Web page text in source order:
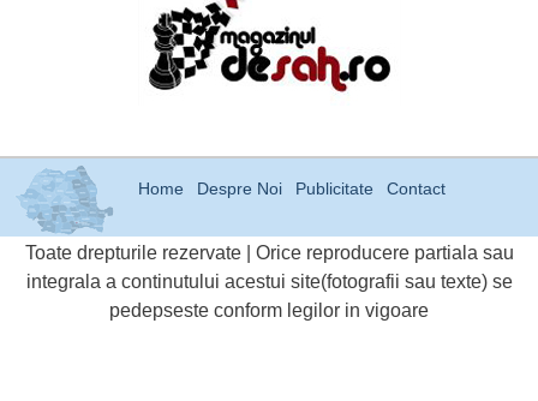
Home Despre Noi Publicitate Contact
Toate drepturile rezervate | Orice reproducere partiala sau
integrala a continutului acestui site(fotografii sau texte) se
pedepseste conform legilor in vigoare